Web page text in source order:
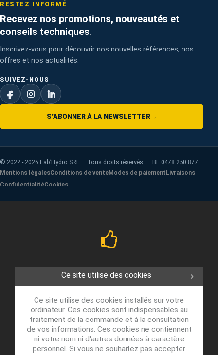
RESTEZ INFORMÉ
Recevez nos promotions, nouveautés et
conseils techniques.
Inscrivez-vous pour découvrir nos nouvelles références, nos
offres et nos actualités.
SUIVEZ-NOUS
S’ABONNER À LA NEWSLETTER→
© 2022 - 2026 Fab’Hydro SRL — Tous droits réservés. — BE 0478 250 877
Mentions légalesConditions de venteModes de paiementLivraisons
ConfidentialitéCookies
Ce site utilise des cookies
Ce site utilise des cookies installés sur votre
ordinateur. Ces cookies sont indispensables au
traitement de la commande et à la consultation
de vos informations. Ces cookies ne contiennent
ni votre nom ni d'autres données à caractère
personnel. Si vous ne souhaitez pas accepter